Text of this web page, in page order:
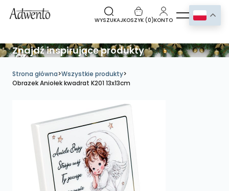
WYSZUKAJKOSZYK (0)KONTO
Znajdź inspirujące produkty
Strona główna>Wszystkie produkty>
Obrazek Aniołek kwadrat K201 13x13cm